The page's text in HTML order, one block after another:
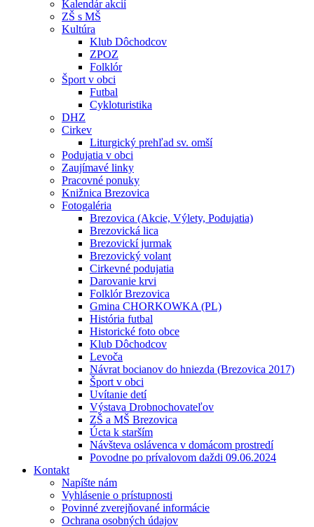
Kalendár akcií
ZŠ s MŠ
Kultúra
Klub Dôchodcov
ZPOZ
Folklór
Šport v obci
Futbal
Cykloturistika
DHZ
Cirkev
Liturgický prehľad sv. omší
Podujatia v obci
Zaujímavé linky
Pracovné ponuky
Knižnica Brezovica
Fotogaléria
Brezovica (Akcie, Výlety, Podujatia)
Brezovická lica
Brezovickí jurmak
Brezovický volant
Cirkevné podujatia
Darovanie krvi
Folklór Brezovica
Gmina CHORKOWKA (PL)
História futbal
Historické foto obce
Klub Dôchodcov
Levoča
Návrat bocianov do hniezda (Brezovica 2017)
Šport v obci
Uvítanie detí
Výstava Drobnochovateľov
ZŠ a MŠ Brezovica
Úcta k starším
Návšteva oslávenca v domácom prostredí
Povodne po prívalovom daždi 09.06.2024
Kontakt
Napíšte nám
Vyhlásenie o prístupnosti
Povinné zverejňované informácie
Ochrana osobných údajov